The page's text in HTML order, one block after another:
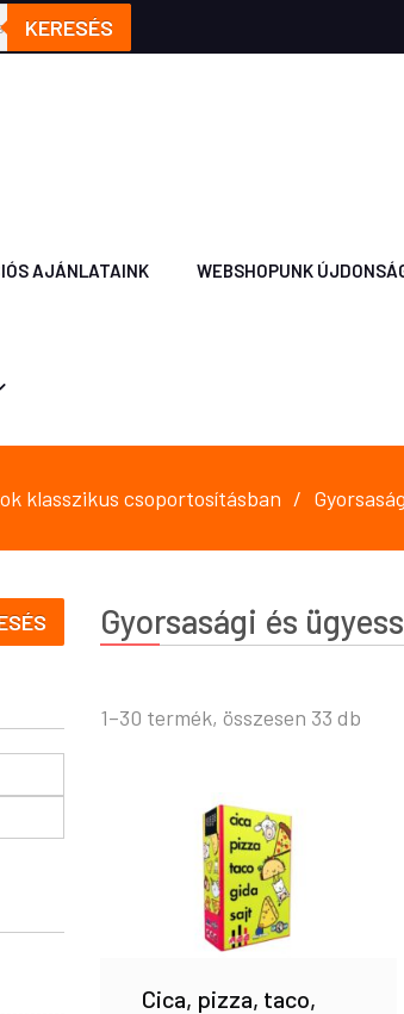
KERESÉS
AJÁNLATAINK WEBSHOPUNK
klasszikus csoportosításban
Gyorsasági és
1–30 termék, összesen 33 db
Cica, pizza, taco,